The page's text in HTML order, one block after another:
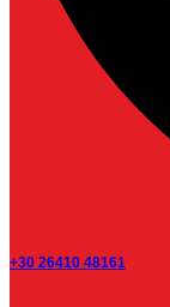
+30 26410 48161